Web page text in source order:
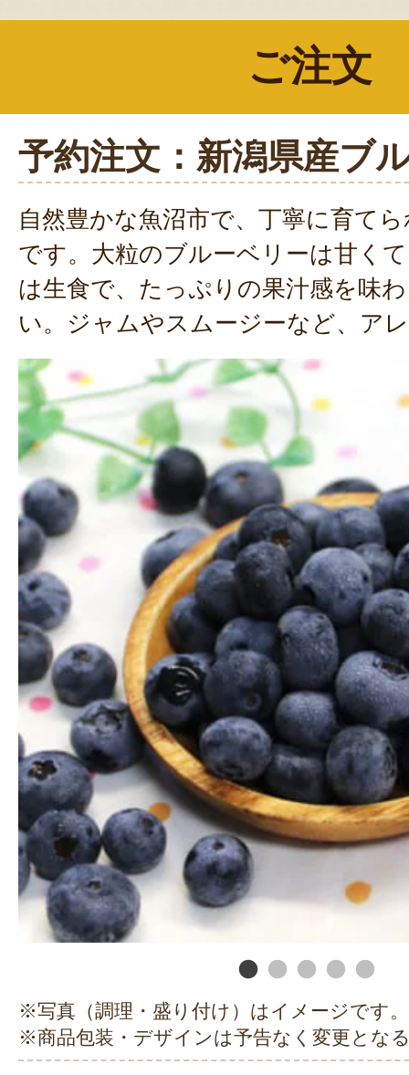
ご注文
予約注文：新潟県産ブ
自然豊かな魚沼市で、丁寧に育て
です。大粒のブルーベリーは甘く
は生食で、たっぷりの果汁感を味
い。ジャムやスムージーなど、ア
※写真（調理・盛り付け）はイメージです。
※商品包装・デザインは予告なく変更とな